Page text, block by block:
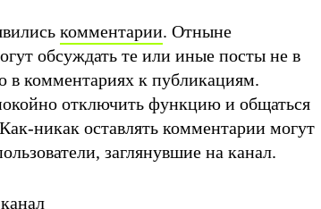
комментарии. Отныне
обсуждать те или иные посты не в
в комментариях к публикациям.
отключить функцию и общаться
никак оставлять комментарии могут
заглянувшие на канал.